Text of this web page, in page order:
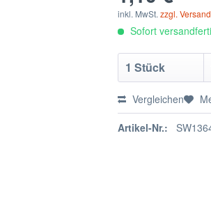
inkl. MwSt.zzgl.
Sofort
Vergleichen
Artikel-Nr.: